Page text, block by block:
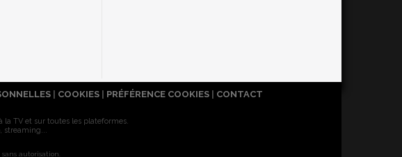
COOKIES PRÉFÉRENCE COOKIES CONTACT
TV et sur toutes les plateformes.
streaming...
autorisation.